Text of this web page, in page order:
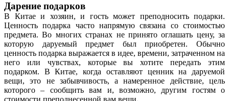
Дарение подарков
В Китае и хозяин, и гость может преподносить подарки.
Ценность подарка часто напрямую связана со стоимостью
предмета. Во многих странах не принято оглашать цену, за
которую даруемый предмет был приобретен. Обычно
ценность подарка выражается в идее, времени, затраченном на
него или чувствах, которые вы хотите передать этим
подарком. В Китае, когда оставляют ценник на даруемой
вещи, это не забывчивость, а намеренное действие, цель
которого – сообщить вам и, возможно, другим гостям о